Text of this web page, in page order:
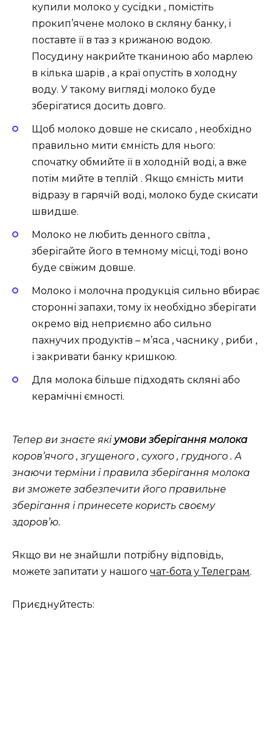
купили молоко у сусідки , помістіть
прокип’ячене молоко в скляну банку, і
поставте її в таз з крижаною водою.
Посудину накрийте тканиною або марлею
в кілька шарів , а краї опустіть в холодну
воду. У такому вигляді молоко буде
зберігатися досить довго.
Щоб молоко довше не скисало , необхідно
правильно мити ємність для нього:
спочатку обмийте її в холодній воді, а вже
потім мийте в теплій . Якщо ємність мити
відразу в гарячій воді, молоко буде скисати
швидше.
Молоко не любить денного світла ,
зберігайте його в темному місці, тоді воно
буде свіжим довше.
Молоко і молочна продукція сильно вбирає
сторонні запахи, тому їх необхідно зберігати
окремо від неприємно або сильно
пахнучих продуктів – м’яса , часнику , риби ,
і закривати банку кришкою.
Для молока більше підходять скляні або
керамічні ємності.
Тепер ви знаєте які умови зберігання молока
коров’ячого , згущеного , сухого , грудного . А
знаючи терміни і правила зберігання молока
ви зможете забезпечити його правильне
зберігання і принесете користь своєму
здоров’ю.
Якщо ви не знайшли потрібну відповідь,
можете запитати у нашого чат-бота у Телеграм.
Приєднуйтесть: